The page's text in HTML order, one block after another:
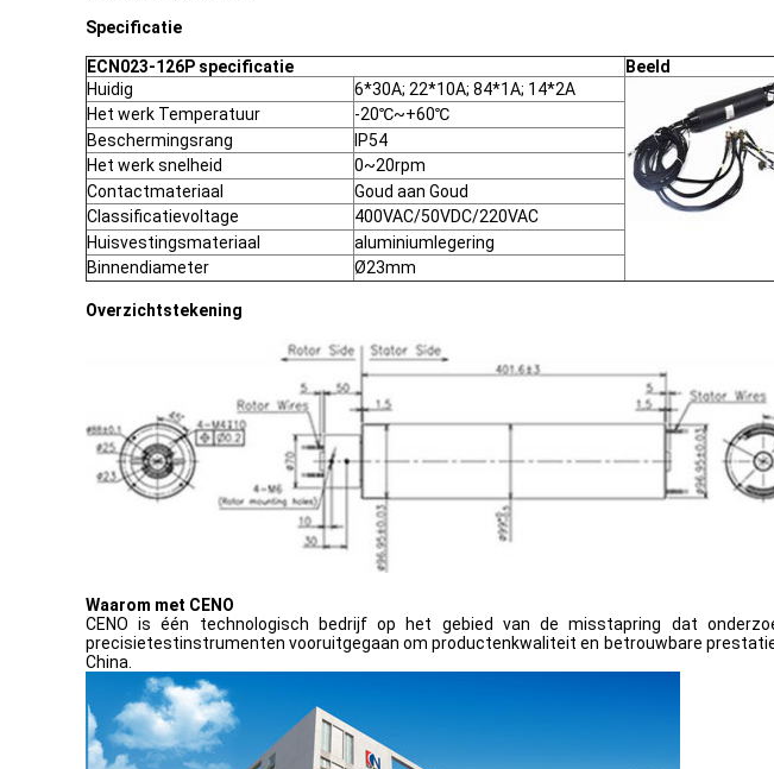
Specificatie
ECN023-126P specificatie
Beeld
Huidig
6*30A; 22*10A; 84*1A; 14*2A
Het werk Temperatuur
-20℃~+60℃
Beschermingsrang
IP54
Het werk snelheid
0~20rpm
Contactmateriaal
Goud aan Goud
Classificatievoltage
400VAC/50VDC/220VAC
Huisvestingsmateriaal
aluminiumlegering
Binnendiameter
Ø23mm
Overzichtstekening
Waarom met CENO
CENO is één technologisch bedrijf op het gebied van de misstapring dat
precisietestinstrumenten vooruitgegaan om productenkwaliteit en betrouwbare
China.